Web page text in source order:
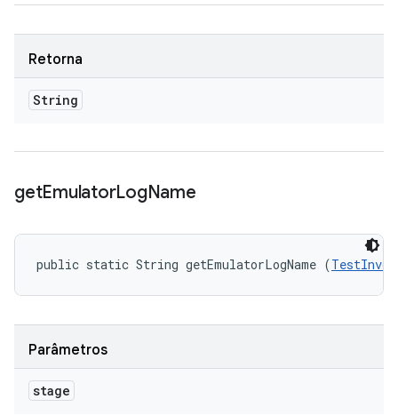
Retorna
String
getEmulatorLogName
public static String getEmulatorLogName (
Parâmetros
stage